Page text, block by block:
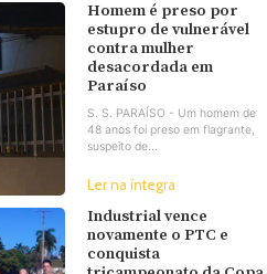
Homem é preso por
estupro de vulnerável
contra mulher
desacordada em
Paraíso
S. S. PARAÍSO - Um homem de
48 anos foi preso em flagrante,
suspeito de...
Ler na íntegra
Industrial vence
novamente o PTC e
conquista